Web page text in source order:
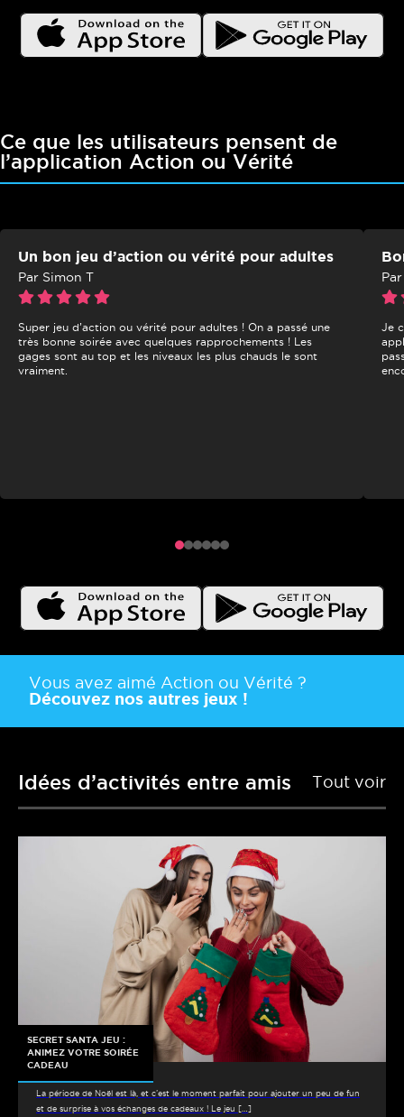
Ce que les utilisateurs pensent de
l’application Action ou Vérité
Un bon jeu d’action ou vérité pour adultes
Par Simon T
Super jeu d’action ou vérité pour adultes ! On a passé une
très bonne soirée avec quelques rapprochements ! Les
gages sont au top et les niveaux les plus chauds le sont
vraiment.
Je
Idées d’activités entre amis Tout voir
SECRET SANTA JEU :
ANIMEZ VOTRE SOIRÉE
CADEAU
La période de Noël est là, et c’est le moment parfait pour ajouter un peu de fun
et de surprise à vos échanges de cadeaux ! Le jeu […]